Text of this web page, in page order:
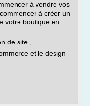
à vendre vos
à créer un
votre boutique en
de site ,
et le design